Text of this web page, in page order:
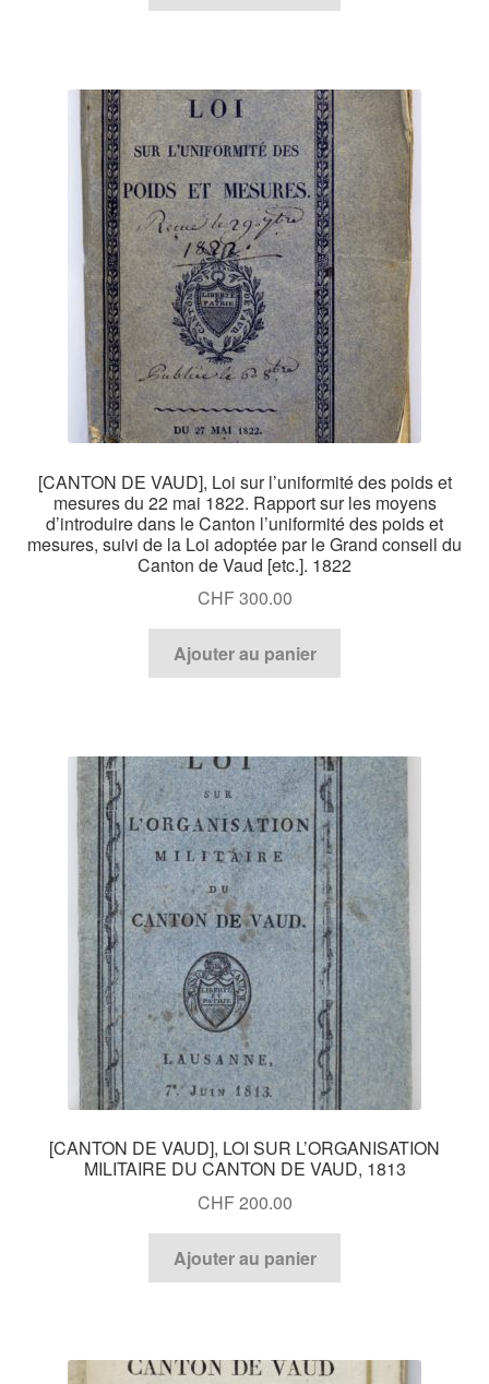
[CANTON DE VAUD], Loi sur l’uniformité des poids et
mesures du 22 mai 1822. Rapport sur les moyens
d’introduire dans le Canton l’uniformité des poids et
mesures, suivi de la Loi adoptée par le Grand conseil du
Canton de Vaud [etc.]. 1822
CHF300.00
Ajouter au panier
[CANTON DE VAUD], LOI SUR L’ORGANISATION
MILITAIRE DU CANTON DE VAUD, 1813
CHF200.00
Ajouter au panier